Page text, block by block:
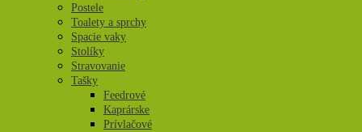
Postele
Toalety a sprchy
Spacie vaky
Stolíky
Stravovanie
Tašky
Feedrové
Kaprárske
Prívlačové